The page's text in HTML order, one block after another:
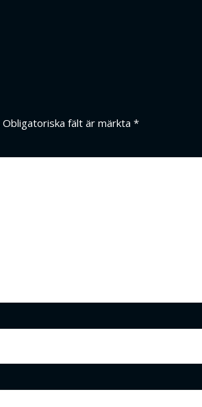
Obligatoriska fält är märkta *